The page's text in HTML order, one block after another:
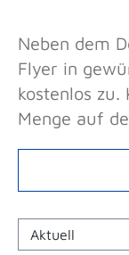
Neben dem
Flyer in
kostenlos zu.
Menge auf